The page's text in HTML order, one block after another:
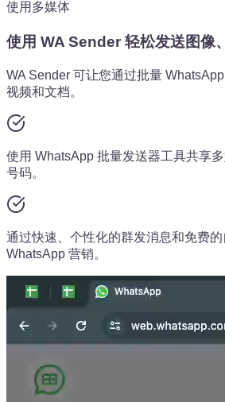
使用多媒体
使用 WA Sender 轻松发送图像
WA Sender 可让您通过批量
视频和文档。
使用 WhatsApp 批量发送器工具共享
号码。
通过快速、个性化的群发消息和免费
WhatsApp 营销。